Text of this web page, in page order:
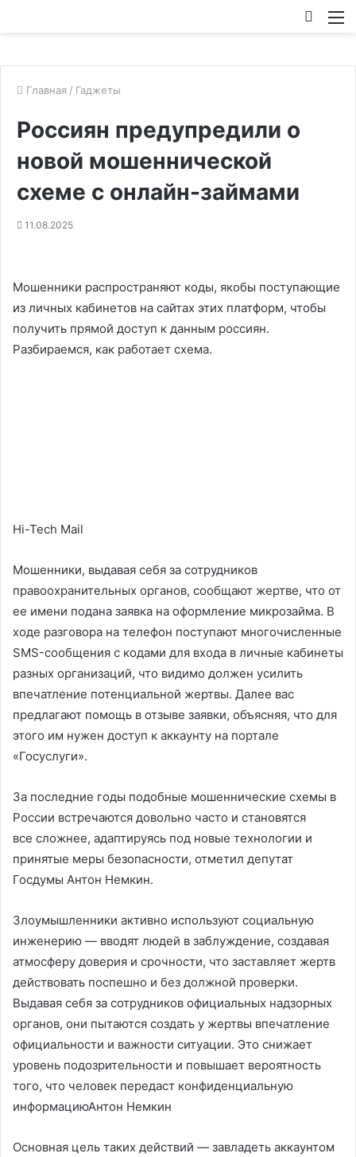
Главная / Гаджеты
Россиян предупредили о
новой мошеннической
схеме с онлайн-займами
11.08.2025
Мошенники распространяют коды, якобы поступающие
из личных кабинетов на сайтах этих платформ, чтобы
получить прямой доступ к данным россиян.
Разбираемся, как работает схема.
Hi-Tech Mail
Мошенники, выдавая себя за сотрудников
правоохранительных органов, сообщают жертве, что от
ее имени подана заявка на оформление микрозайма. В
ходе разговора на телефон поступают многочисленные
SMS-сообщения с кодами для входа в личные кабинеты
разных организаций, что видимо должен усилить
впечатление потенциальной жертвы. Далее вас
предлагают помощь в отзыве заявки, объясняя, что для
этого им нужен доступ к аккаунту на портале
«Госуслуги».
За последние годы подобные мошеннические схемы в
России встречаются довольно часто и становятся
все сложнее, адаптируясь под новые технологии и
принятые меры безопасности, отметил депутат
Госдумы Антон Немкин.
Злоумышленники активно используют социальную
инженерию — вводят людей в заблуждение, создавая
атмосферу доверия и срочности, что заставляет жертв
действовать поспешно и без должной проверки.
Выдавая себя за сотрудников официальных надзорных
органов, они пытаются создать у жертвы впечатление
официальности и важности ситуации. Это снижает
уровень подозрительности и повышает вероятность
того, что человек передаст конфиденциальную
информациюАнтон Немкин
Основная цель таких действий — завладеть аккаунтом